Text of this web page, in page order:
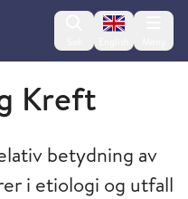
Change
Kreft
betydning av
i etiologi og utfall